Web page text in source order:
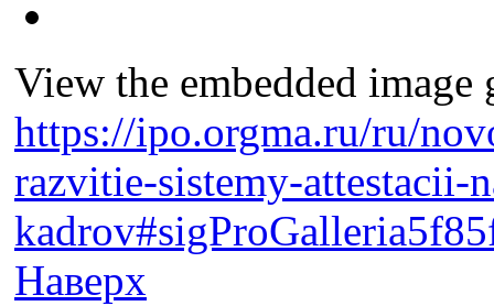
View the embedded
https://ipo.orgma.ru/ru/
razvitie-sistemy-attestacii-
Наверх